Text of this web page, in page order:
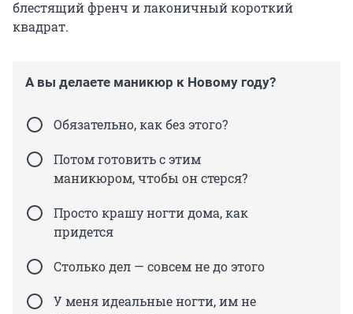
блестящий френч и лаконичный короткий
квадрат.
А вы делаете маникюр к Новому году?
Обязательно, как без этого?
Потом готовить с этим
маникюром, чтобы он стерся?
Просто крашу ногти дома, как
придется
Столько дел — совсем не до этого
У меня идеальные ногти, им не